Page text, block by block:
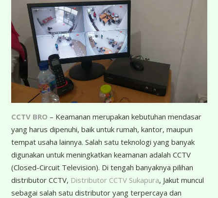
CCTV BRO – Keamanan merupakan kebutuhan mendasar
yang harus dipenuhi, baik untuk rumah, kantor, maupun
tempat usaha lainnya. Salah satu teknologi yang banyak
digunakan untuk meningkatkan keamanan adalah CCTV
(Closed-Circuit Television). Di tengah banyaknya pilihan
distributor CCTV, Distributor CCTV Sukapura, Jakut muncul
sebagai salah satu distributor yang terpercaya dan